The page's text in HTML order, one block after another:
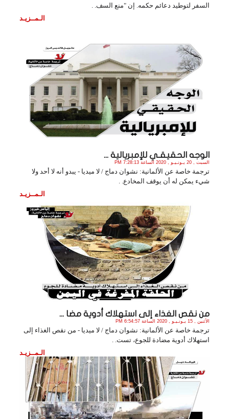
السفر لتوطيد دعائم حكمه. إن "منع السف. .
الـمــزيـد
الوجه الحقيقـي للإمبريالية ...
السبت , 20 يـونـيـو , 2020 الساعة 7:28:13 PM
ترجمة خاصة عن الألمانية: نشوان دماج / لا ميديا - يبدو أنه لا أحد ولا
شيء يمكن له أن يوقف المخادع. .
الـمــزيـد
من نقص الغذاء إلى استهلاك أدوية مضا ...
الأثنين , 15 يـونـيـو , 2020 الساعة 6:54:57 PM
ترجمة خاصة عن الألمانية: نشوان دماج / لا ميديا - من نقص الغذاء إلى
استهلاك أدوية مضادة للجوع، تست. .
الـمــزيـد